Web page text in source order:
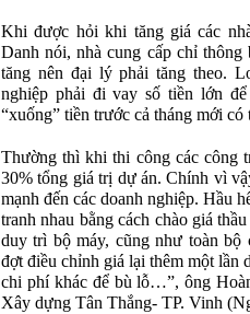
Khi được hỏi khi tăng giá các
Danh nói, nhà cung cấp chỉ
tăng nên đại lý phải tăng theo.
nghiệp phải đi vay số tiền lớn
“xuống” tiền trước cả tháng mới có
Thường thì khi thi công các công
30% tổng giá trị dự án. Chính vì
mạnh đến các doanh nghiệp. Hầu
tranh nhau bằng cách chào giá
duy trì bộ máy, cũng như toàn
đợt điều chỉnh giá lại thêm một lần
chi phí khác để bù lỗ…”, ông
Xây dựng Tân Thắng- TP. Vinh